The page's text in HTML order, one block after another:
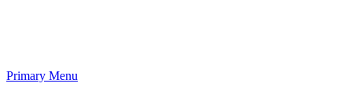
Primary Menu